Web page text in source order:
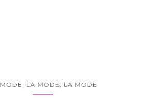
LA MODE, LA MODE